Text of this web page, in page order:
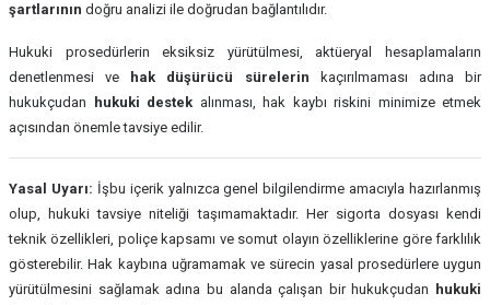
şartlarının doğru analizi ile doğrudan bağlantılıdır.
Hukuki prosedürlerin eksiksiz yürütülmesi, aktüeryal hesaplamaların
denetlenmesi ve
hak düşürücü sürelerin kaçırılmaması adına bir
hukukçudan
hukuki destek alınması, hak kaybı riskini minimize etmek
açısından önemle tavsiye edilir.
Yasal Uyarı: İşbu içerik yalnızca genel bilgilendirme amacıyla hazırlanmış
olup, hukuki tavsiye niteliği taşımamaktadır. Her sigorta dosyası kendi
teknik özellikleri, poliçe kapsamı ve somut olayın özelliklerine göre farklılık
gösterebilir. Hak kaybına uğramamak ve sürecin yasal prosedürlere uygun
yürütülmesini sağlamak adına bu alanda çalışan bir hukukçudan hukuki